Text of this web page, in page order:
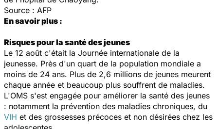
Source : AFP
En savoir plus :
Risques pour la santé des jeunes
Le 12 août c'était la Journée internationale de la
jeunesse. Près d'un quart de la population mondiale a
moins de 24 ans. Plus de 2,6 millions de jeunes meurent
chaque année et beaucoup plus souffrent de maladies.
L'OMS s'est engagée pour améliorer la santé des jeunes
: notamment la prévention des maladies chroniques, du
VIH et des grossesses précoces et non désirées chez les